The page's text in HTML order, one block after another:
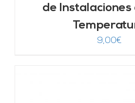
de Instalaciones
9,00€